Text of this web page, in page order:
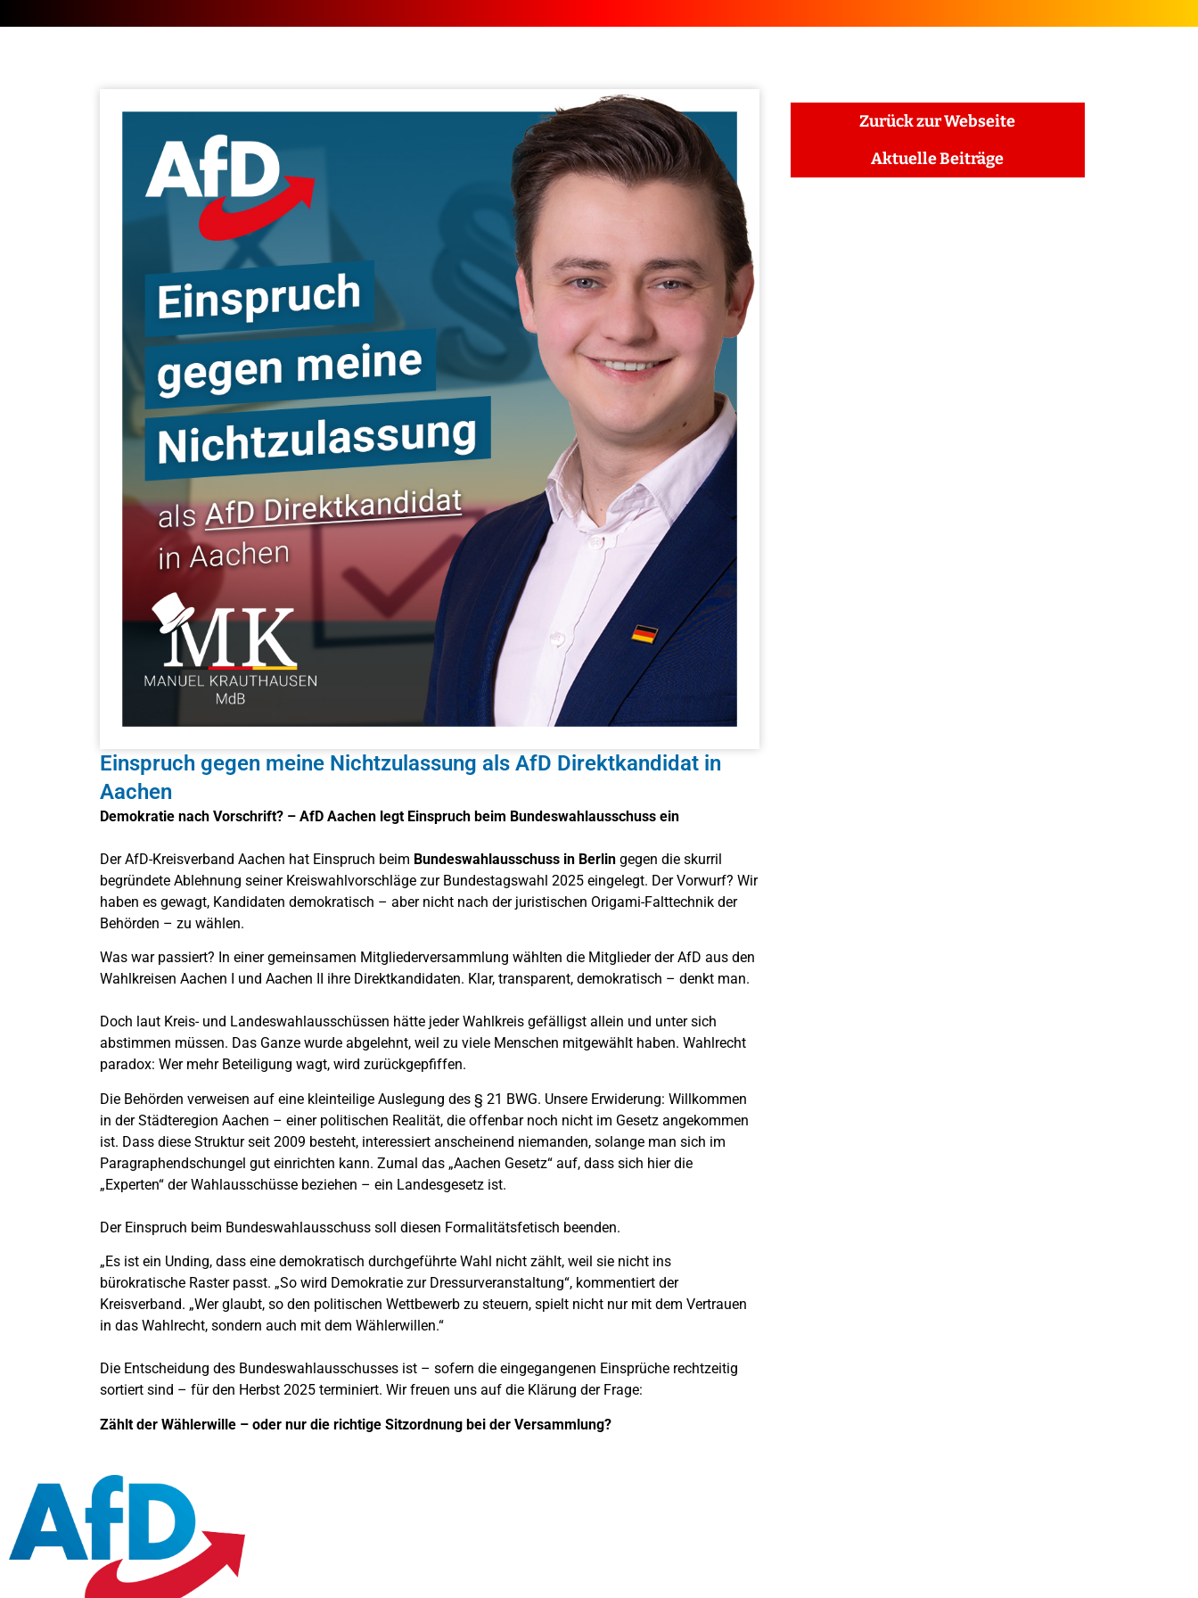
Einspruch gegen meine Nichtzulassung als AfD Direktkandidat in
Aachen
Demokratie nach Vorschrift? – AfD Aachen legt Einspruch beim Bundeswahlausschuss ein
Der AfD-Kreisverband Aachen hat Einspruch beim Bundeswahlausschuss in Berlin gegen die skurril
begründete Ablehnung seiner Kreiswahlvorschläge zur Bundestagswahl 2025 eingelegt. Der Vorwurf? Wir
haben es gewagt, Kandidaten demokratisch – aber nicht nach der juristischen Origami-Falttechnik der
Behörden – zu wählen.
Was war passiert? In einer gemeinsamen Mitgliederversammlung wählten die Mitglieder der AfD aus den
Wahlkreisen Aachen I und Aachen II ihre Direktkandidaten. Klar, transparent, demokratisch – denkt man.
Doch laut Kreis- und Landeswahlausschüssen hätte jeder Wahlkreis gefälligst allein und unter sich
abstimmen müssen. Das Ganze wurde abgelehnt, weil zu viele Menschen mitgewählt haben. Wahlrecht
paradox: Wer mehr Beteiligung wagt, wird zurückgepfiffen.
Die Behörden verweisen auf eine kleinteilige Auslegung des § 21 BWG. Unsere Erwiderung: Willkommen
in der Städteregion Aachen – einer politischen Realität, die offenbar noch nicht im Gesetz angekommen
ist. Dass diese Struktur seit 2009 besteht, interessiert anscheinend niemanden, solange man sich im
Paragraphendschungel gut einrichten kann. Zumal das „Aachen Gesetz“ auf, dass sich hier die
„Experten“ der Wahlausschüsse beziehen – ein Landesgesetz ist.
Der Einspruch beim Bundeswahlausschuss soll diesen Formalitätsfetisch beenden.
„Es ist ein Unding, dass eine demokratisch durchgeführte Wahl nicht zählt, weil sie nicht ins
bürokratische Raster passt. „So wird Demokratie zur Dressurveranstaltung“, kommentiert der
Kreisverband. „Wer glaubt, so den politischen Wettbewerb zu steuern, spielt nicht nur mit dem Vertrauen
in das Wahlrecht, sondern auch mit dem Wählerwillen.“
Die Entscheidung des Bundeswahlausschusses ist – sofern die eingegangenen Einsprüche rechtzeitig
sortiert sind – für den Herbst 2025 terminiert. Wir freuen uns auf die Klärung der Frage:
Zählt der Wählerwille – oder nur die richtige Sitzordnung bei der Versammlung?
Zurück zur Webseite
Aktuelle Beiträge